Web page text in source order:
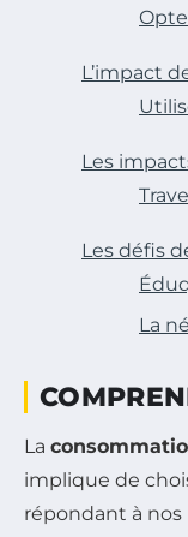
L’impact
Les
Les défis
La
La
implique de
répondant à nos